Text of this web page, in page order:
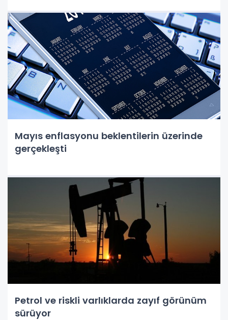
Mayıs enflasyonu beklentilerin üzerinde
gerçekleşti
Petrol ve riskli varlıklarda zayıf görünüm
sürüyor